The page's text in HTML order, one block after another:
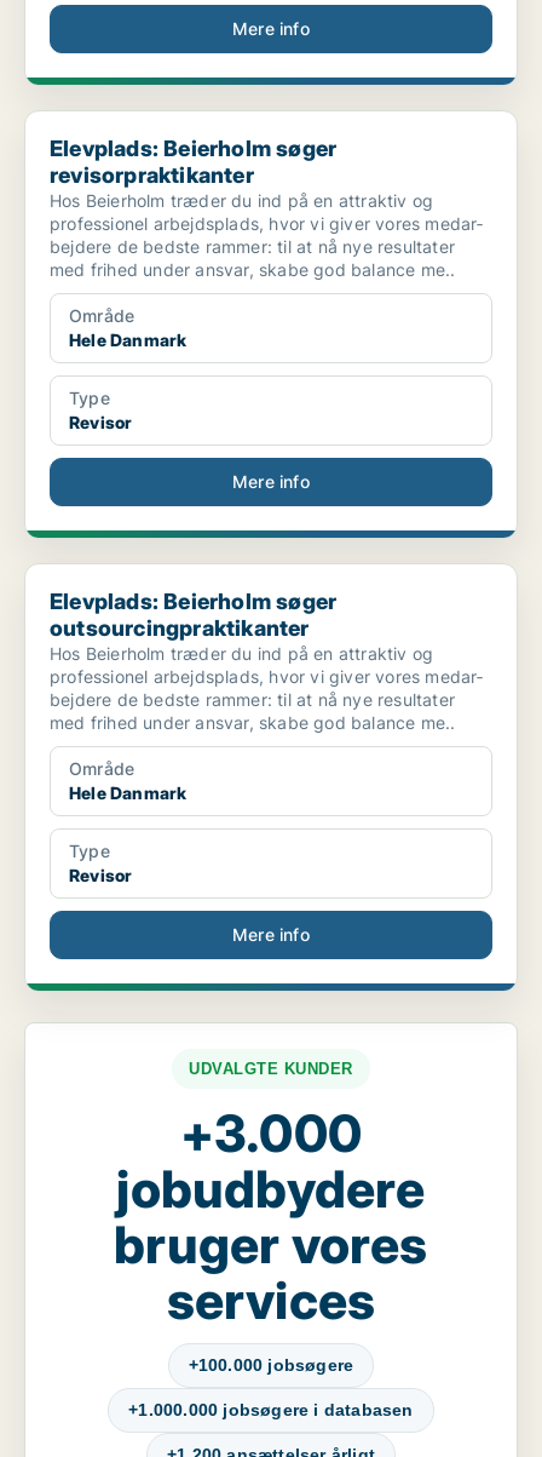
Mere info
Elevplads: Beierholm søger revisorpraktikanter
Elevplads: Beierholm søger
revisorpraktikanter
Hos Beierholm træder du ind på en attraktiv og
professionel arbejdsplads, hvor vi giver vores medar­
bejdere de bedste rammer: til at nå nye re­sultater
med frihed under ansvar, skabe god balance me..
Område
Hele Danmark
Type
Revisor
Mere info
Elevplads: Beierholm søger outsourcingpraktikanter
Elevplads: Beierholm søger
outsourcingpraktikanter
Hos Beierholm træder du ind på en attraktiv og
professionel arbejdsplads, hvor vi giver vores medar­
bejdere de bedste rammer: til at nå nye re­sultater
med frihed under ansvar, skabe god balance me..
Område
Hele Danmark
Type
Revisor
Mere info
UDVALGTE KUNDER
+3.000
jobudbydere
bruger vores
services
+100.000 jobsøgere
+1.000.000 jobsøgere i databasen